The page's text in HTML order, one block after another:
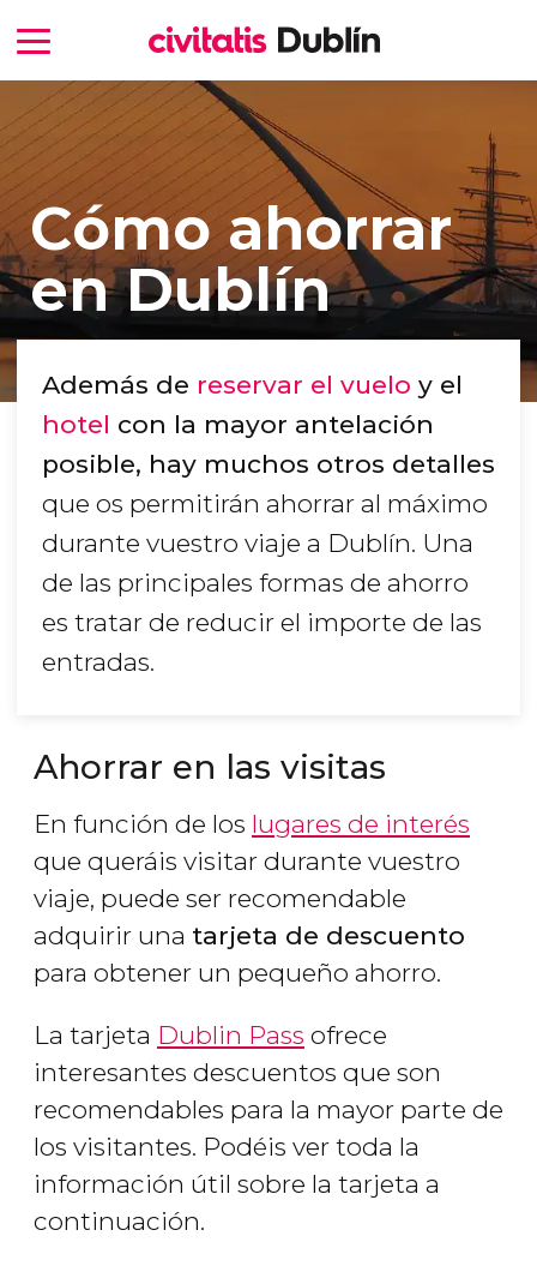
Cómo ahorrar
en Dublín
Además de reservar el vuelo y el
hotel con la mayor antelación
posible, hay muchos otros detalles
que os permitirán ahorrar al máximo
durante vuestro viaje a Dublín. Una
de las principales formas de ahorro
es tratar de reducir el importe de las
entradas.
Ahorrar en las visitas
En función de los lugares de interés
que queráis visitar durante vuestro
viaje, puede ser recomendable
adquirir una tarjeta de descuento
para obtener un pequeño ahorro.
La tarjeta Dublin Pass ofrece
interesantes descuentos que son
recomendables para la mayor parte de
los visitantes. Podéis ver toda la
información útil sobre la tarjeta a
continuación.